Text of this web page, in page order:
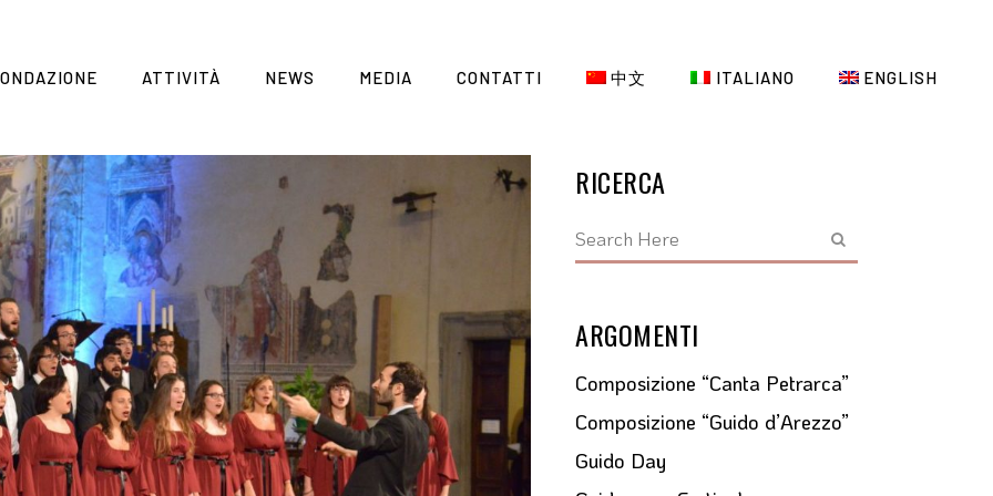
ATTIVITÀ NEWS MEDIA CONTATTI 中文 ITALIANO ENGLISH
RICERCA
ARGOMENTI
Composizione “Canta Petrarca”
Composizione “Guido d’Arezzo”
Guido Day